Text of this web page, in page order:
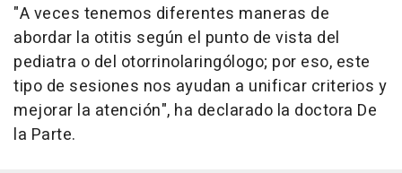
"A veces tenemos diferentes maneras de
abordar la otitis según el punto de vista del
pediatra o del otorrinolaringólogo; por eso, este
tipo de sesiones nos ayudan a unificar criterios y
mejorar la atención", ha declarado la doctora De
la Parte.